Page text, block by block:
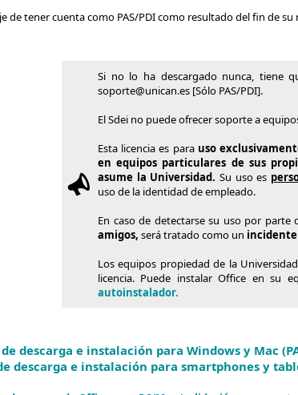
de tener cuenta como PAS/PDI como resultado del fin de su
Si no lo ha descargado nunca, tiene
soporte@unican.es [Sólo PAS/PDI]​.
El Sdei no puede ofrecer soporte a
Esta licencia es para uso
en equipos particulares de sus
asume la Universidad.Su uso es
uso de la identidad de empleado.
En caso de detectarse su uso por parte
amigos, será tratado como un incidente
Los equipos propiedad de la
licencia. Puede instalar Office en su
autoinstalador.
descarga e instalación para Windows y Mac
descarga e instalación para smartphones y